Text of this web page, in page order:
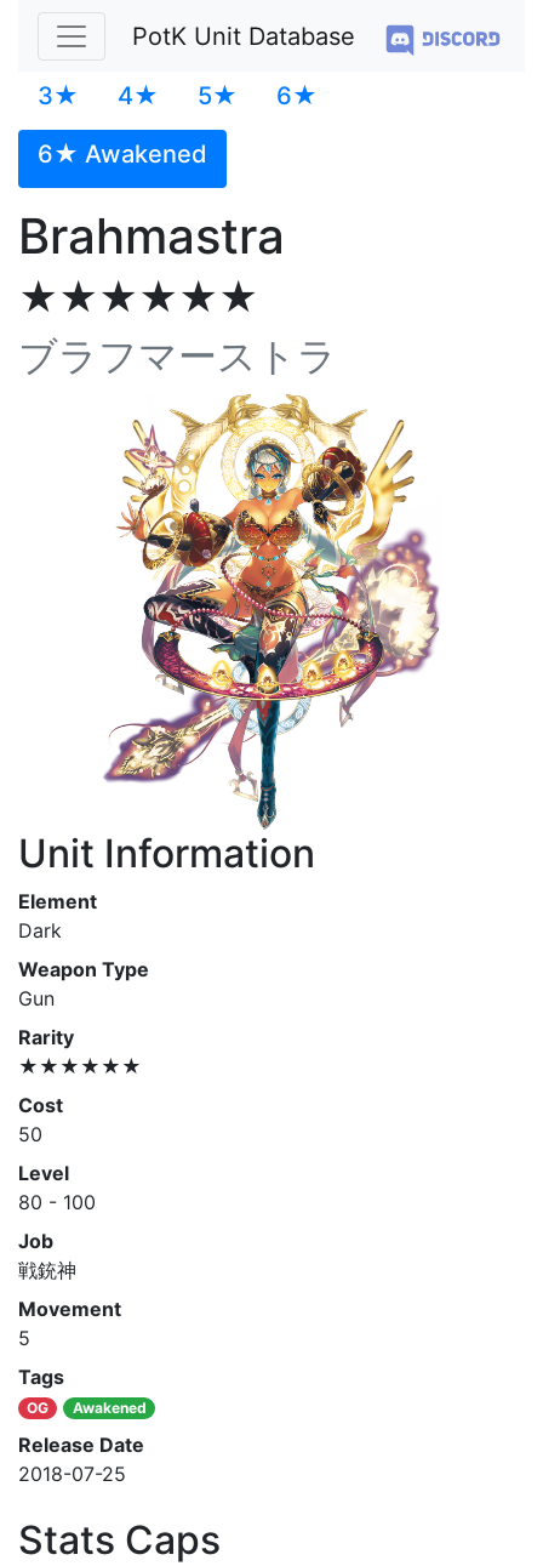
PotK Unit Database
3★ 4★ 5★
6★
6★ Awakened
Brahmastra
★★★★★★
ブラフマーストラ
Unit Information
Element
Dark
Weapon Type
Gun
Rarity
★★★★★★
Cost
50
Level
80 - 100
Job
戦銃神
Movement
5
Tags
OG Awakened
Release Date
2018-07-25
Stats Caps